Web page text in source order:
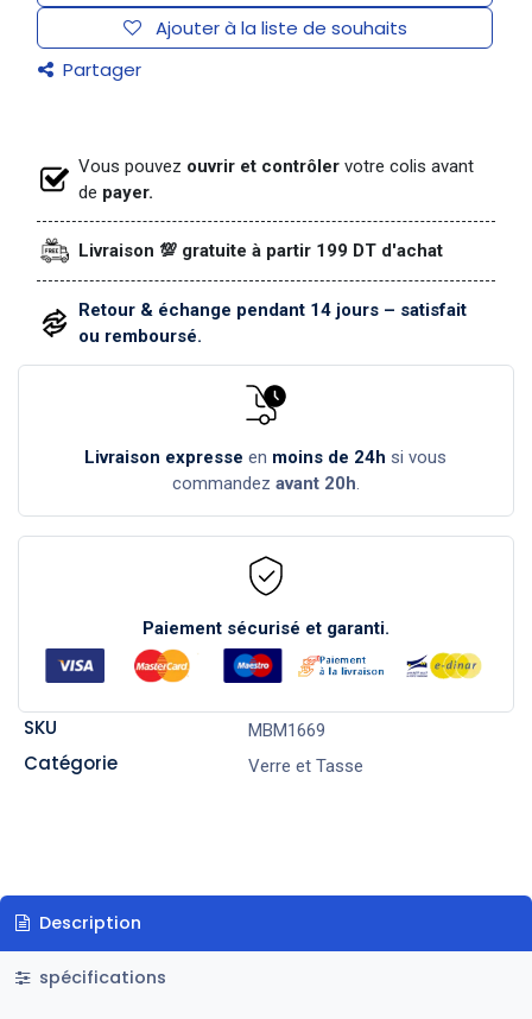
Ajouter à la liste de souhaits
Partager
Vous pouvez ouvrir et contrôler votre colis avant
de payer.
Livraison 💯 gratuite à partir 199 DT d'achat
Retour & échange pendant 14 jours – satisfait
ou remboursé.
Livraison expresse en moins de 24h si vous
commandez avant 20h.
Paiement sécurisé et garanti.
SKU MBM1669
Catégorie Verre et Tasse
Description
spécifications